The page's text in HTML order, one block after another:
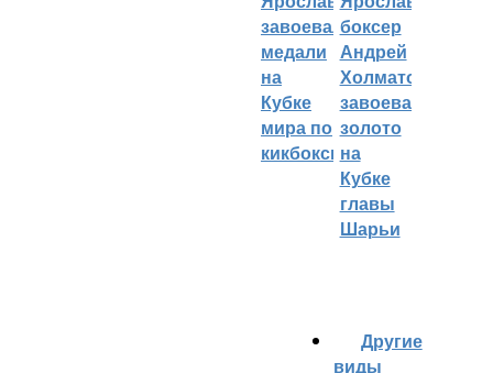
завоевали
медали
на
Кубке
мира по
кикбоксингу
боксер
Андрей
Холматов
завоевал
золото
на
Кубке
главы
Шарьи
Другие
виды